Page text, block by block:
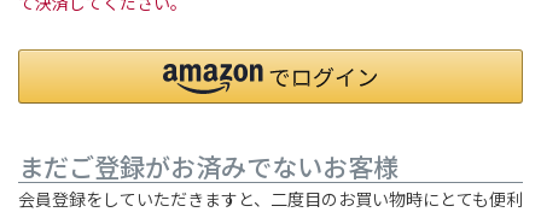
まだご登録がお済みでないお客様
会員登録をしていただきますと、二度目のお買い物時にとても便利